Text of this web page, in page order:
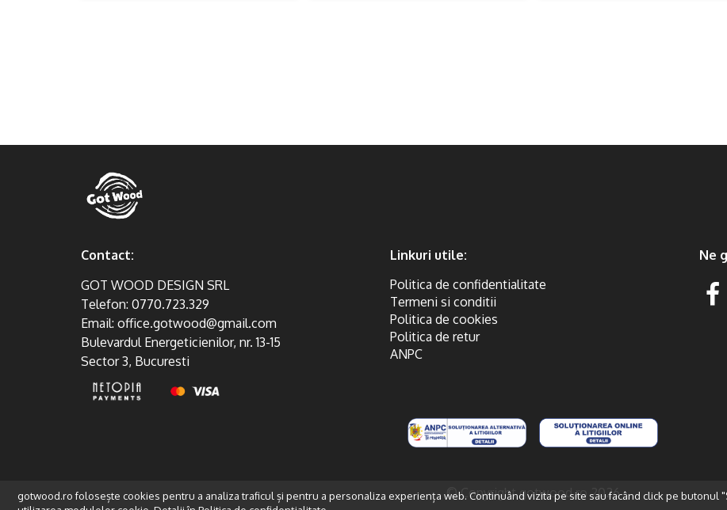
gotwood.ro folosește cookies pentru a analiza traficul și pentru a personaliza experiența web. Continuând vizita pe site sau facând click pe butonul
Contact:
GOT WOOD DESIGN SRL
Telefon: 0770.723.329
Email: office.gotwood@gmail.com
Bulevardul Energeticienilor, nr. 13-15
Sector 3, Bucuresti
Linkuri utile:
Politica de confidentialitate
Termeni si conditii
Politica de cookies
Politica de retur
ANPC
Ne
© Copyright gotwood.ro 2026